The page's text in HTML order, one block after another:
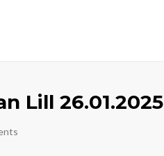
Lill 26.01.2025